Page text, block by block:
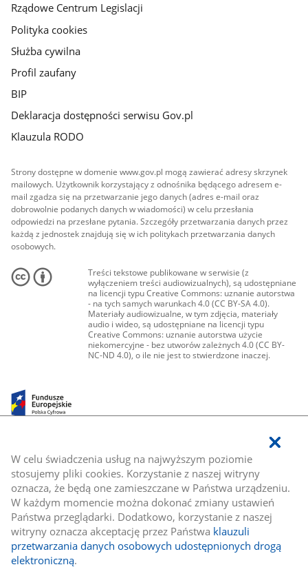
W celu świadczenia usług na najwyższym poziomie
stosujemy pliki cookies. Korzystanie z naszej witryny
oznacza, że będą one zamieszczane w Państwa urządzeniu.
W każdym momencie można dokonać zmiany ustawień
Państwa przeglądarki. Dodatkowo, korzystanie z naszej
witryny oznacza akceptację przez Państwa klauzuli
przetwarzania danych osobowych udostępnionych drogą
elektroniczną.
Rządowe Centrum Legislacji
Polityka cookies
Służba cywilna
Profil zaufany
BIP
Deklaracja dostępności serwisu Gov.pl
Klauzula RODO
Strony dostępne w domenie www.gov.pl mogą zawierać adresy skrzynek
mailowych. Użytkownik korzystający z odnośnika będącego adresem e-
mail zgadza się na przetwarzanie jego danych (adres e-mail oraz
dobrowolnie podanych danych w wiadomości) w celu przesłania
odpowiedzi na przesłane pytania. Szczegóły przetwarzania danych przez
każdą z jednostek znajdują się w ich politykach przetwarzania danych
osobowych.
Treści tekstowe publikowane w serwisie (z
wyłączeniem treści audiowizualnych), są udostępniane
na licencji typu Creative Commons: uznanie autorstwa
- na tych samych warunkach 4.0 (CC BY-SA 4.0).
Materiały audiowizualne, w tym zdjęcia, materiały
audio i wideo, są udostępniane na licencji typu
Creative Commons: uznanie autorstwa użycie
niekomercyjne - bez utworów zależnych 4.0 (CC BY-
NC-ND 4.0), o ile nie jest to stwierdzone inaczej.